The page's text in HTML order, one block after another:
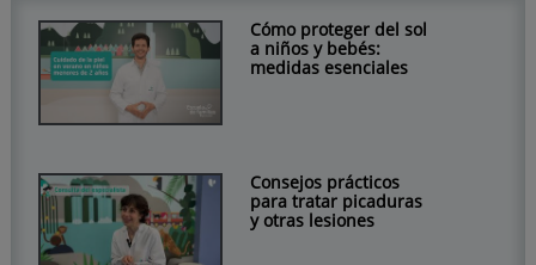
Cómo proteger del sol
a niños y bebés:
medidas esenciales
Consejos prácticos
para tratar picaduras
y otras lesiones